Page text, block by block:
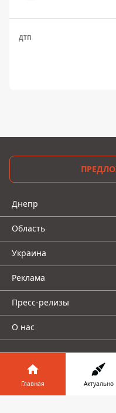
ДТП
Днепр
Область
Украина
Реклама
Пресс-релизы
О нас
Главная Актуально